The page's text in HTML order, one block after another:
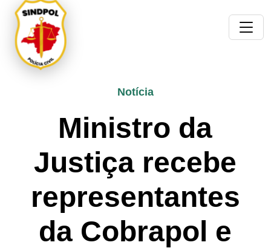
Notícia
Ministro da
Justiça recebe
representantes
da Cobrapol e